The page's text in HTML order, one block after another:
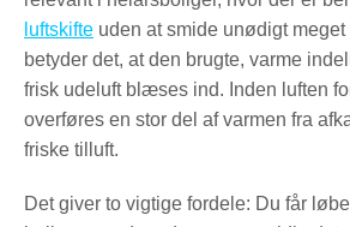
luftskifte uden at smide unødigt
betyder det, at den brugte, varme
frisk udeluft blæses ind. Inden luften
overføres en stor del af varmen fra
friske tilluft.
Det giver to vigtige fordele: Du får